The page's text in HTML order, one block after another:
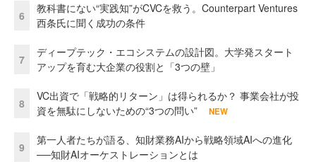
6
教科書にない“実践知”がCVCを救う。Counterpart Ventures
西条氏に聞く成功の条件
7
ディープテック・エコシステムの設計図。大学発スタート
アップを育む大企業の役割と「3つの壁」
8
VC出資で「戦略的リターン」は得られるか？ 事業会社が投
資を無駄にしないための“3つの問い”
NEW
9
第一人者たちが語る、知財業務AIから戦略領域AIへの進化
──知財AIオーケストレーションとは